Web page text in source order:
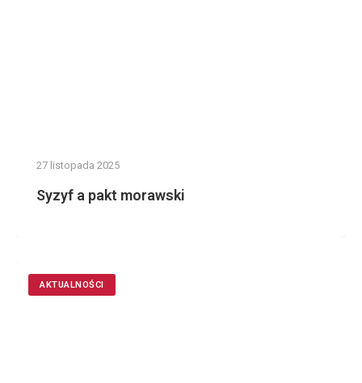
27 listopada 2025
Syzyf a pakt morawski
AKTUALNOŚCI